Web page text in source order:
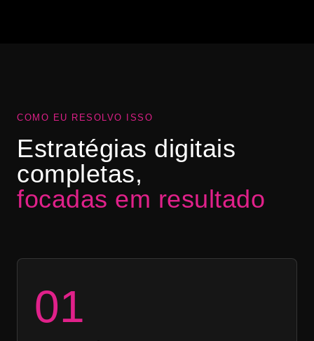
COMO EU RESOLVO ISSO
Estratégias digitais
completas,
focadas em resultado
01